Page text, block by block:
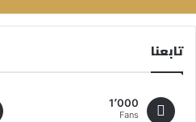
تابعنا
1٬000
Fans